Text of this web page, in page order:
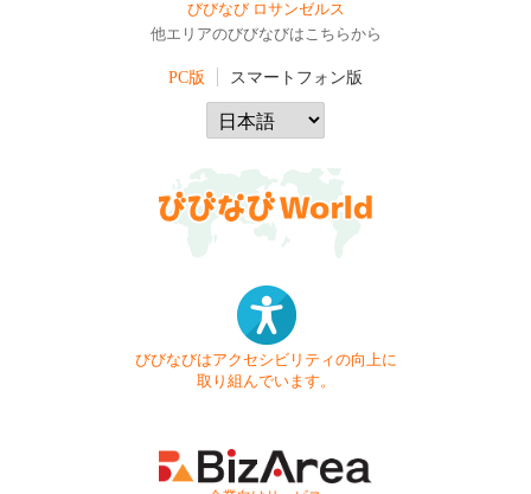
びびなび ロサンゼルス
他エリアのびびなびはこちらから
PC版 スマートフォン版
びびなびはアクセシビリティの向上に
取り組んでいます。